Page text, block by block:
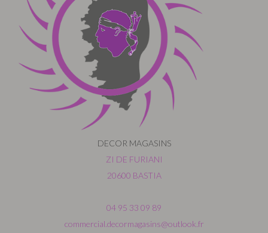
DECOR MAGASINS
ZI DE FURIANI
20600 BASTIA
04 95 33 09 89
commercial.decormagasins@outlook.fr